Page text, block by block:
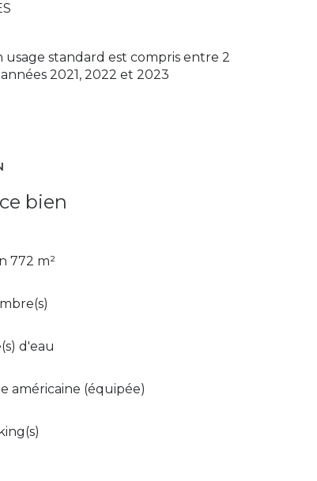
standard est compris entre 2
2021, 2022 et 2023
bien
772 m²
d'eau
américaine (équipée)